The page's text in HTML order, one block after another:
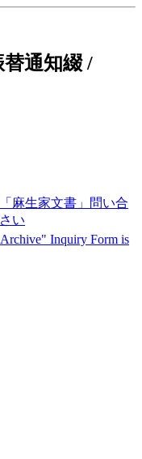
通知綴 /
麻生家文書」問い合
い
Inquiry Form is